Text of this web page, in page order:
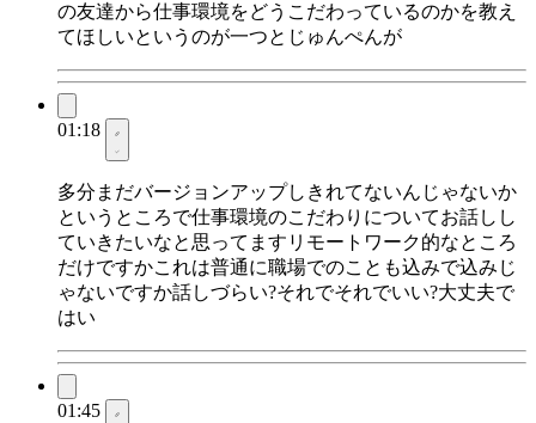
の友達から仕事環境をどうこだわっているのかを教え
てほしいというのが一つとじゅんぺんが
01:18
多分まだバージョンアップしきれてないんじゃないか
というところで仕事環境のこだわりについてお話しし
ていきたいなと思ってますリモートワーク的なところ
だけですかこれは普通に職場でのことも込みで込みじ
ゃないですか話しづらい?それでそれでいい?大丈夫で
はい
01:45